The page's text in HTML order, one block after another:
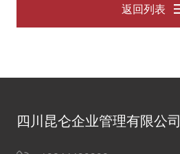
返回列表
四川昆仑企业管理有限公司